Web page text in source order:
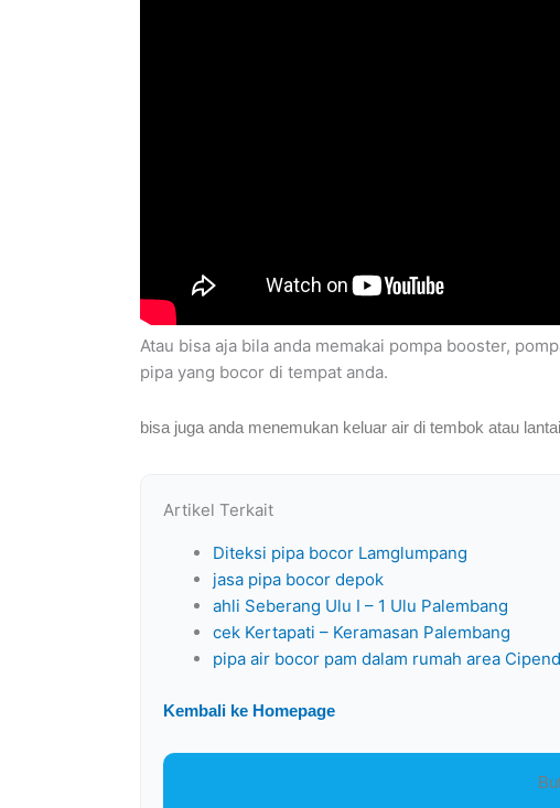
Atau bisa aja bila anda memakai pompa booster,
pipa yang bocor di tempat anda.
bisa juga anda menemukan keluar air di tembok atau
Artikel Terkait
Diteksi pipa bocor Lamglumpang
jasa pipa bocor depok
ahli Seberang Ulu I – 1 Ulu Palembang
cek Kertapati – Keramasan Palembang
pipa air bocor pam dalam rumah area
Kembali ke Homepage